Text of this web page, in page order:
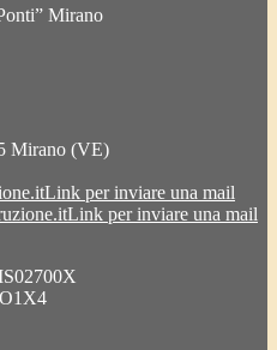
Mirano
Mirano (VE)
Link per inviare una mail
Link per inviare una mail